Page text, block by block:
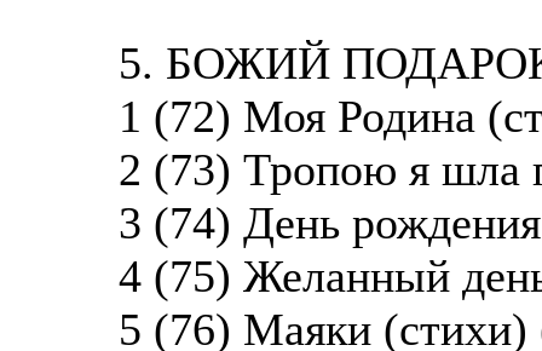
5. БОЖИЙ
1 (72) Моя Родина
2 (73) Тропою я шла
3 (74) День
4 (75) Желанный
5 (76) Маяки (стихи)